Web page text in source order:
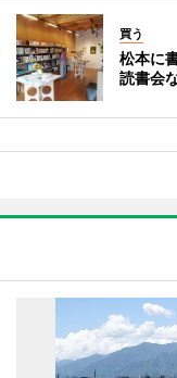
買う
松本に
読書会